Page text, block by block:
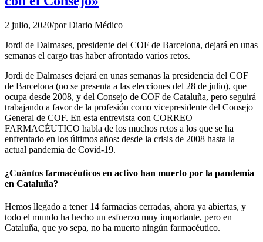
2 julio, 2020/porDiario Médico
Jordi de Dalmases, presidente del COF de Barcelona, dejará en unas
semanas el cargo tras haber afrontado varios retos.
Jordi de Dalmases dejará en unas semanas la presidencia del COF
de Barcelona (no se presenta a las elecciones del 28 de julio), que
ocupa desde 2008, y del Consejo de COF de Cataluña, pero seguirá
trabajando a favor de la profesión como vicepresidente del Consejo
General de COF. En esta entrevista con CORREO
FARMACÉUTICO habla de los muchos retos a los que se ha
enfrentado en los últimos años: desde la crisis de 2008 hasta la
actual pandemia de Covid-19.
¿Cuántos farmacéuticos en activo han muerto por la pandemia
en Cataluña?
Hemos llegado a tener 14 farmacias cerradas, ahora ya abiertas, y
todo el mundo ha hecho un esfuerzo muy importante, pero en
Cataluña, que yo sepa, no ha muerto ningún farmacéutico.